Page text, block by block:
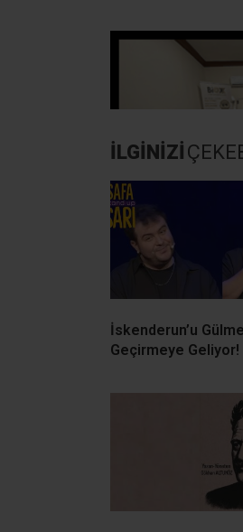
İLGİNİZİ
İskenderun’u
Geçirmeye Geliyor!